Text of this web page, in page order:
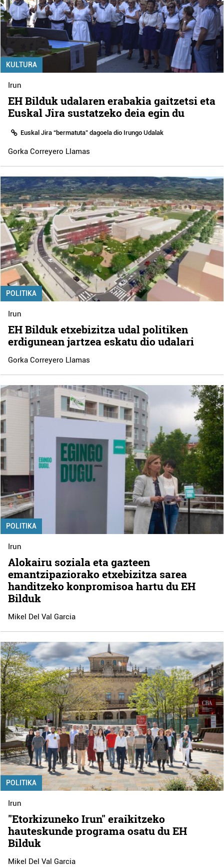
KULTURA
Irun
EH Bilduk udalaren erabakia gaitzetsi eta
Euskal Jira sustatzeko deia egin du
Euskal Jira “bermatuta” dagoela dio Irungo Udalak
Gorka Correyero Llamas
POLITIKA
Irun
EH Bilduk etxebizitza udal politiken
erdigunean jartzea eskatu dio udalari
Gorka Correyero Llamas
POLITIKA
Irun
Alokairu soziala eta gazteen
emantzipaziorako etxebizitza sarea
handitzeko konpromisoa hartu du EH
Bilduk
Mikel Del Val Garcia
POLITIKA
Irun
"Etorkizuneko Irun" eraikitzeko
hauteskunde programa osatu du EH
Bilduk
Mikel Del Val Garcia